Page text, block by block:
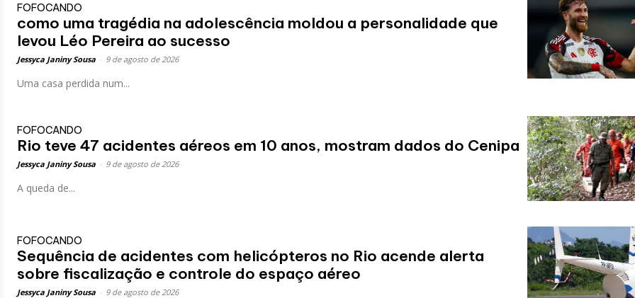
FOFOCANDO
como uma tragédia na adolescência moldou a personalidade que
levou Léo Pereira ao sucesso
Jessyca Janiny Sousa 9 de agosto de 2026
Uma casa perdida num...
FOFOCANDO
Rio teve 47 acidentes aéreos em 10 anos, mostram dados do Cenipa
Jessyca Janiny Sousa 9 de agosto de 2026
A queda de...
FOFOCANDO
Sequência de acidentes com helicópteros no Rio acende alerta
sobre fiscalização e controle do espaço aéreo
Jessyca Janiny Sousa 9 de agosto de 2026